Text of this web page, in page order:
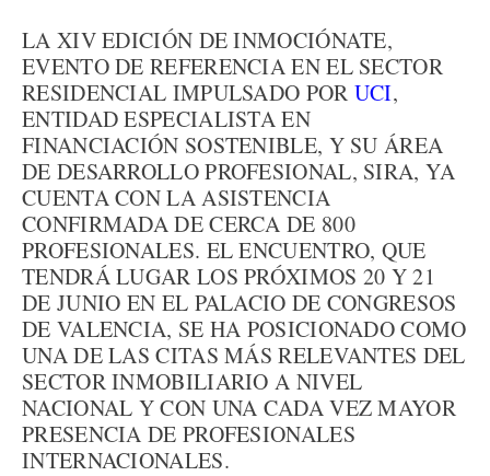
LA XIV EDICIÓN DE INMOCIÓNATE,
EVENTO DE REFERENCIA EN EL SECTOR
RESIDENCIAL IMPULSADO POR UCI,
ENTIDAD ESPECIALISTA EN
FINANCIACIÓN SOSTENIBLE, Y SU ÁREA
DE DESARROLLO PROFESIONAL, SIRA, YA
CUENTA CON LA ASISTENCIA
CONFIRMADA DE CERCA DE 800
PROFESIONALES. EL ENCUENTRO, QUE
TENDRÁ LUGAR LOS PRÓXIMOS 20 Y 21
DE JUNIO EN EL PALACIO DE CONGRESOS
DE VALENCIA, SE HA POSICIONADO COMO
UNA DE LAS CITAS MÁS RELEVANTES DEL
SECTOR INMOBILIARIO A NIVEL
NACIONAL Y CON UNA CADA VEZ MAYOR
PRESENCIA DE PROFESIONALES
INTERNACIONALES.